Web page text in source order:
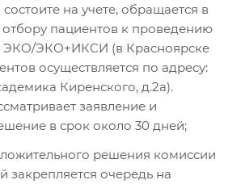
на учете, обращается в
пациентов к проведению
ЭКО/ЭКО+ИКСИ (в Красноярске
осуществляется по адресу:
Киренского, д.2а).
заявление и
в срок около 30 дней;
решения комиссии
закрепляется очередь на